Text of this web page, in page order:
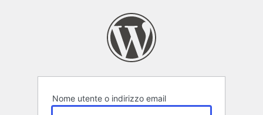
Nome utente o indirizzo email